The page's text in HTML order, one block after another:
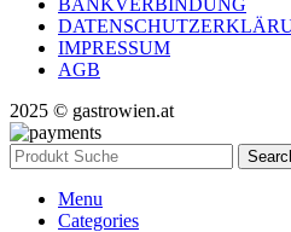
BANKVERBINDUNG
IMPRESSUM
AGB
2025 © gastrowien.at
Menu
Categories